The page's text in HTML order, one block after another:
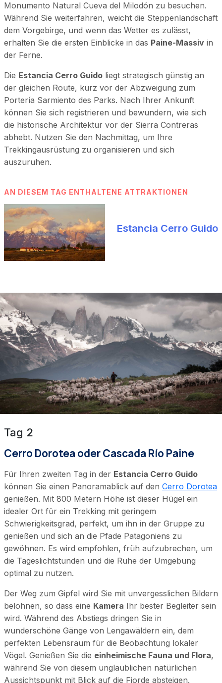
Monumento Natural Cueva del Milodón zu besuchen.
Während Sie weiterfahren, weicht die Steppenlandschaft
dem Vorgebirge, und wenn das Wetter es zulässt,
erhalten Sie die ersten Einblicke in das Paine-Massiv in
der Ferne.
Die Estancia Cerro Guido liegt strategisch günstig an
der gleichen Route, kurz vor der Abzweigung zum
Portería Sarmiento des Parks. Nach Ihrer Ankunft
können Sie sich registrieren und bewundern, wie sich
die historische Architektur vor der Sierra Contreras
abhebt. Nutzen Sie den Nachmittag, um Ihre
Trekkingausrüstung zu organisieren und sich
auszuruhen.
AN DIESEM TAG ENTHALTENE ATTRAKTIONEN
Estancia Cerro Guido
Tag 2
Cerro Dorotea oder Cascada Río Paine
Für Ihren zweiten Tag in der Estancia Cerro Guido
können Sie einen Panoramablick auf den Cerro Dorotea
genießen. Mit 800 Metern Höhe ist dieser Hügel ein
idealer Ort für ein Trekking mit geringem
Schwierigkeitsgrad, perfekt, um ihn in der Gruppe zu
genießen und sich an die Pfade Patagoniens zu
gewöhnen. Es wird empfohlen, früh aufzubrechen, um
die Tageslichtstunden und die Ruhe der Umgebung
optimal zu nutzen.
Der Weg zum Gipfel wird Sie mit unvergesslichen Bildern
belohnen, so dass eine Kamera Ihr bester Begleiter sein
wird. Während des Abstiegs dringen Sie in
wunderschöne Gänge von Lengawäldern ein, dem
perfekten Lebensraum für die Beobachtung lokaler
Vögel. Genießen Sie die einheimische Fauna und Flora,
während Sie von diesem unglaublichen natürlichen
Aussichtspunkt mit Blick auf die Fjorde absteigen.